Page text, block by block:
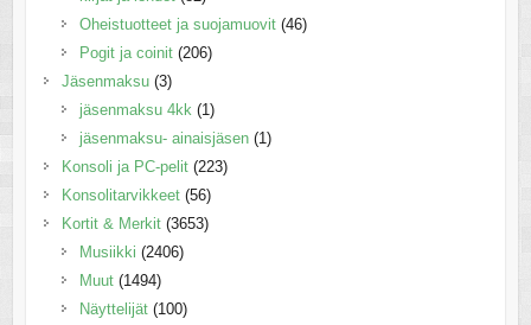
Oheistuotteet ja suojamuovit (46)
Pogit ja coinit (206)
Jäsenmaksu (3)
jäsenmaksu 4kk (1)
jäsenmaksu- ainaisjäsen (1)
Konsoli ja PC-pelit (223)
Konsolitarvikkeet (56)
Kortit & Merkit (3653)
Musiikki (2406)
Muut (1494)
Näyttelijät (100)